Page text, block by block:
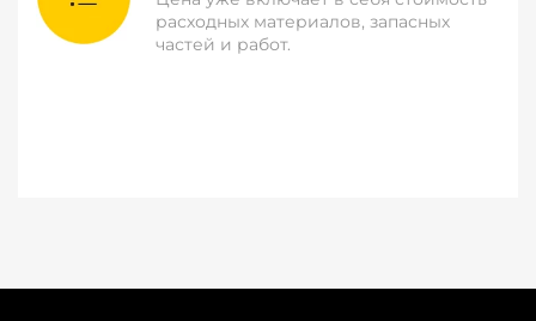
расходных материалов, запасных
частей и работ.